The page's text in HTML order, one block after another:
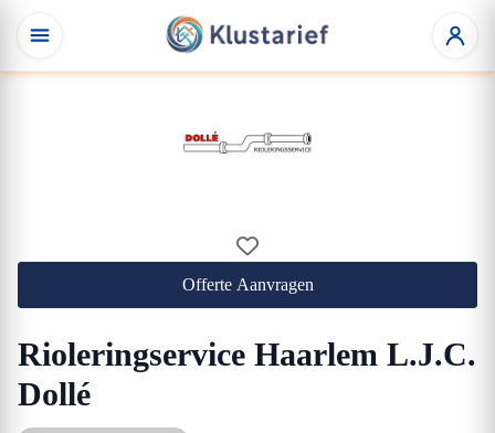
Offerte Aanvragen
Rioleringservice Haarlem L.J.C.
Dollé